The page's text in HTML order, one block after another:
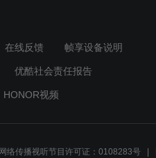
在线反馈 帧享设备说明
优酷社会责任报告
HONOR视频
络传播视听节目许可证：0108283号